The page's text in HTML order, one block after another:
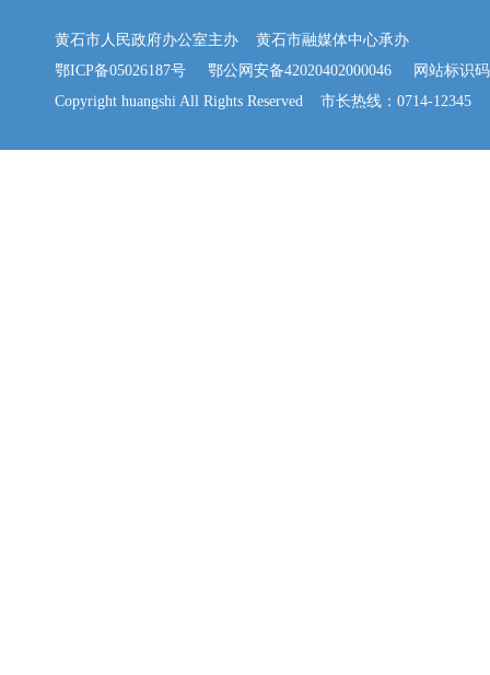
黄石市人民政府办公室主办 黄石市融媒体中心承办
鄂ICP备05026187号
鄂公网安备42020402000046 网站标识码
Copyright huangshi All Rights Reserved 市长热线：0714-12345